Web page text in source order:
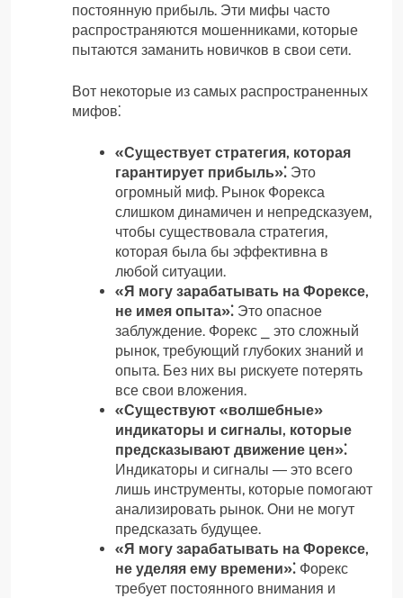
постоянную прибыль. Эти мифы часто
распространяются мошенниками, которые
пытаются заманить новичков в свои сети.
Вот некоторые из самых распространенных
мифов⁚
«Существует стратегия, которая
гарантирует прибыль»⁚ Это
огромный миф. Рынок Форекса
слишком динамичен и непредсказуем,
чтобы существовала стратегия,
которая была бы эффективна в
любой ситуации.
«Я могу зарабатывать на Форексе,
не имея опыта»⁚ Это опасное
заблуждение. Форекс ⎯ это сложный
рынок, требующий глубоких знаний и
опыта. Без них вы рискуете потерять
все свои вложения.
«Существуют «волшебные»
индикаторы и сигналы, которые
предсказывают движение цен»⁚
Индикаторы и сигналы ― это всего
лишь инструменты, которые помогают
анализировать рынок. Они не могут
предсказать будущее.
«Я могу зарабатывать на Форексе,
не уделяя ему времени»⁚ Форекс
требует постоянного внимания и